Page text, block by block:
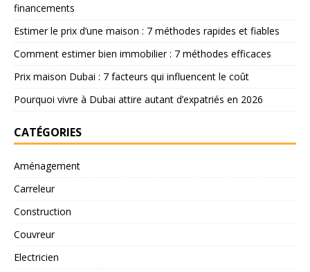
financements
Estimer le prix d’une maison : 7 méthodes rapides et fiables
Comment estimer bien immobilier : 7 méthodes efficaces
Prix maison Dubai : 7 facteurs qui influencent le coût
Pourquoi vivre à Dubai attire autant d’expatriés en 2026
CATÉGORIES
Aménagement
Carreleur
Construction
Couvreur
Electricien